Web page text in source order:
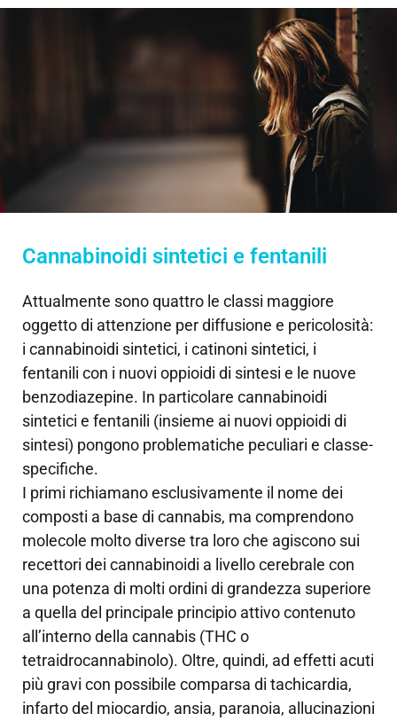
Cannabinoidi sintetici e fentanili
Attualmente sono quattro le classi maggiore
oggetto di attenzione per diffusione e pericolosità:
i cannabinoidi sintetici, i catinoni sintetici, i
fentanili con i nuovi oppioidi di sintesi e le nuove
benzodiazepine. In particolare cannabinoidi
sintetici e fentanili (insieme ai nuovi oppioidi di
sintesi) pongono problematiche peculiari e classe-
specifiche.
I primi richiamano esclusivamente il nome dei
composti a base di cannabis, ma comprendono
molecole molto diverse tra loro che agiscono sui
recettori dei cannabinoidi a livello cerebrale con
una potenza di molti ordini di grandezza superiore
a quella del principale principio attivo contenuto
all’interno della cannabis (THC o
tetraidrocannabinolo). Oltre, quindi, ad effetti acuti
più gravi con possibile comparsa di tachicardia,
infarto del miocardio, ansia, paranoia, allucinazioni